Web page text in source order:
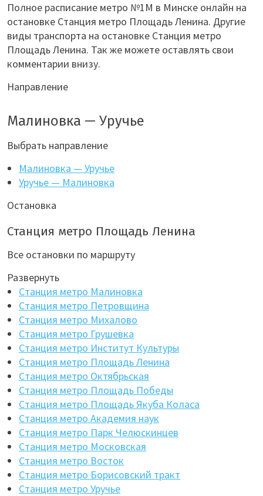
Полное расписание метро №1M в Минске онлайн на
остановке Станция метро Площадь Ленина. Другие
виды транспорта на остановке Станция метро
Площадь Ленина. Так же можете оставлять свои
комментарии внизу.
Направление
Малиновка — Уручье
Выбрать направление
Малиновка — Уручье
Уручье — Малиновка
Остановка
Станция метро Площадь Ленина
Все остановки по маршруту
Развернуть
Станция метро Малиновка
Станция метро Петровщина
Станция метро Михалово
Станция метро Грушевка
Станция метро Институт Культуры
Станция метро Площадь Ленина
Станция метро Октябрьская
Станция метро Площадь Победы
Станция метро Площадь Якуба Коласа
Станция метро Академия наук
Станция метро Парк Челюскинцев
Станция метро Московская
Станция метро Восток
Станция метро Борисовский тракт
Станция метро Уручье